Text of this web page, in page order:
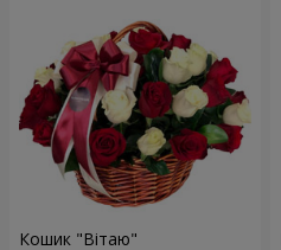
Кошик "Вітаю"